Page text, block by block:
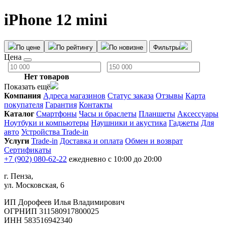
iPhone 12 mini
По цене По рейтингу По новизне Фильтры
Цена
Нет товаров
Показать ещё
Компания Адреса магазинов Статус заказа Отзывы Карта
покупателя Гарантия Контакты
Каталог Смартфоны Часы и браслеты Планшеты Аксессуары
Ноутбуки и компьютеры Наушники и акустика Гаджеты Для
авто Устройства Trade-in
Услуги Trade-in Доставка и оплата Обмен и возврат
Сертификаты
+7 (902) 080-62-22 ежедневно с 10:00 до 20:00
г. Пенза,
ул. Московская, 6
ИП Дорофеев Илья Владимирович
ОГРНИП 311580917800025
ИНН 583516942340